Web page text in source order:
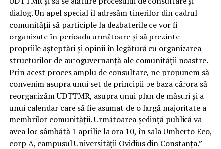
dialog. Un apel special îl adresăm tinerilor din cadrul
comunităţii să participle la dezbaterile ce vor fi
organizate în perioada următoare şi să prezinte
propriile aşteptări şi opinii în legătură cu organizarea
structurilor de autoguvernanţă ale comunităţii noastre.
Prin acest proces amplu de consultare, ne propunem să
convenim asupra unui set de principii pe baza cărora să
reorganizăm UDTTMR, asupra unui plan de măsuri şi a
unui calendar care să fie asumat de o largă majoritate a
membrilor comunităţii. Următoarea şedinţă publică va
avea loc sâmbătă 1 aprilie la ora 10, în sala Umberto Eco,
corp A, campusul Universităţii Ovidius din Constanţa.”